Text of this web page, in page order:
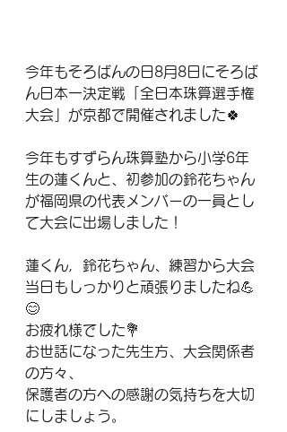
今年もそろばんの日8月8日にそろば
ん日本一決定戦「全日本珠算選手権
大会」が京都で開催されました🍀
今年もすずらん珠算塾から小学6年
生の蓮くんと、初参加の鈴花ちゃん
が福岡県の代表メンバーの一員とし
て大会に出場しました！
蓮くん，鈴花ちゃん、練習から大会
当日もしっかりと頑張りましたね💪
😊
お疲れ様でした💐
お世話になった先生方、大会関係者
の方々、
保護者の方への感謝の気持ちを大切
にしましょう。